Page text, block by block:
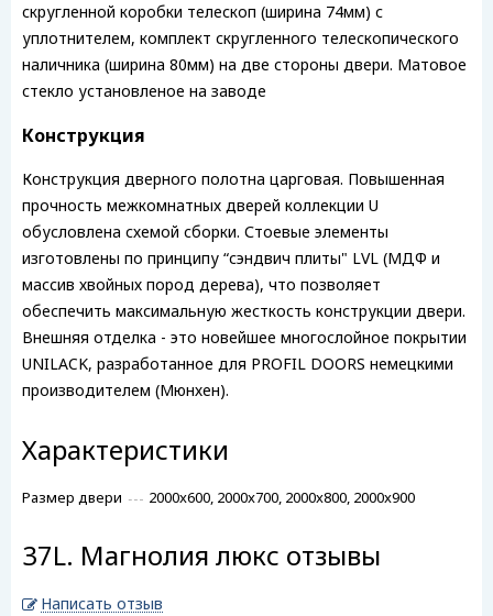
скругленной коробки телескоп (ширина 74мм) с
уплотнителем, комплект скругленного телескопического
наличника (ширина 80мм) на две стороны двери. Матовое
стекло установленое на заводе
Конструкция
Конструкция дверного полотна царговая. Повышенная
прочность межкомнатных дверей коллекции U
обусловлена схемой сборки. Стоевые элементы
изготовлены по принципу “сэндвич плиты" LVL (МДФ и
массив хвойных пород дерева), что позволяет
обеспечить максимальную жесткость конструкции двери.
Внешняя отделка - это новейшее многослойное покрытии
UNILACK, разработанное для PROFIL DOORS немецкими
производителем (Мюнхен).
Характеристики
Размер двери 2000x600, 2000x700, 2000x800, 2000x900
37L. Магнолия люкс отзывы
Написать отзыв